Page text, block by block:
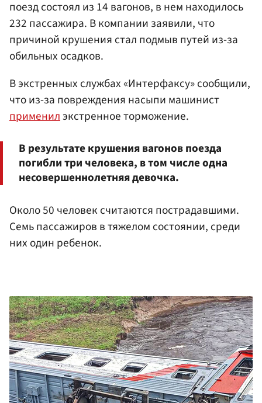
поезд состоял из 14 вагонов, в нем находилось
232 пассажира. В компании заявили, что
причиной крушения стал подмыв путей из-за
обильных осадков.
В экстренных службах «Интерфаксу» сообщили,
что из-за повреждения насыпи машинист
применилэкстренное торможение.
В результате крушения вагонов поезда
погибли три человека, в том числе одна
несовершеннолетняя девочка.
Около 50 человек считаются пострадавшими.
Семь пассажиров в тяжелом состоянии, среди
них один ребенок.